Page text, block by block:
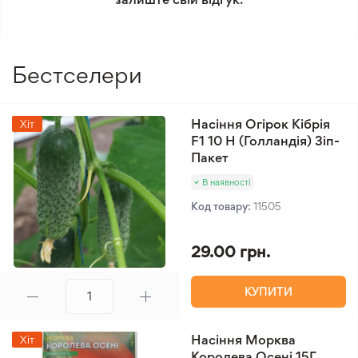
Бестселери
Хіт
Насіння Огірок Кібрія
F1 10 Н (Голландія) Зіп-
Пакет
В наявності
Код товару: 11505
29.00 грн.
КУПИТИ
Хіт
Насіння Морква